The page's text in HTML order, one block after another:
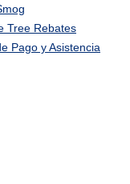
Tree Rebates
Pago y Asistencia